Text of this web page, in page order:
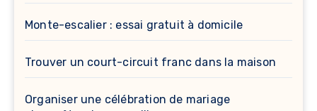
Monte-escalier : essai gratuit à domicile
Trouver un court-circuit franc dans la maison
Organiser une célébration de mariage